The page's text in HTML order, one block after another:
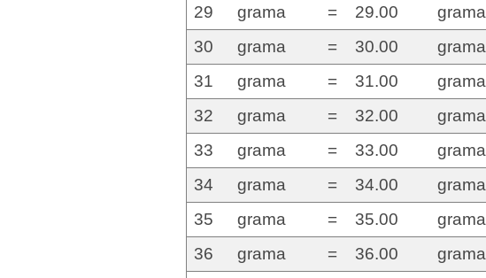
29
grama = 29.00
grama
30
grama = 30.00
grama
31
grama = 31.00
grama
32
grama = 32.00
grama
33
grama = 33.00
grama
34
grama = 34.00
grama
35
grama = 35.00
grama
36
grama = 36.00
grama